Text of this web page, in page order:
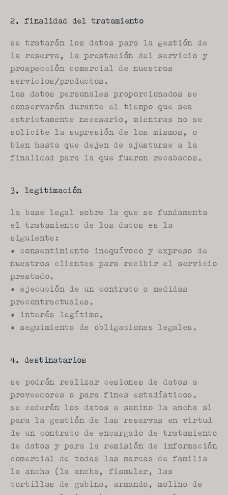
2. finalidad del tratamiento
se tratarán los datos para la gestión de
la reserva, la prestación del servicio y
prospección comercial de nuestros
servicios/productos.
los datos personales proporcionados se
conservarán durante el tiempo que sea
estrictamente necesario, mientras no se
solicite la supresión de los mismos, o
bien hasta que dejen de ajustarse a la
finalidad para la que fueron recabados.
3. legitimación
la base legal sobre la que se fundamenta
el tratamiento de los datos es la
siguiente:
• consentimiento inequívoco y expreso de
nuestros clientes para recibir el servicio
prestado.
• ejecución de un contrato o medidas
precontractuales.
• interés legítimo.
• seguimiento de obligaciones legales.
4. destinatarios
se podrán realizar cesiones de datos a
proveedores o para fines estadísticos.
se cederán los datos a sanino la ancha sl
para la gestión de las reservas en virtud
de un contrato de encargado de tratamiento
de datos y para la remisión de información
comercial de todas las marcas de familia
la ancha (la ancha, fismuler, las
tortillas de gabino, armando, molino de